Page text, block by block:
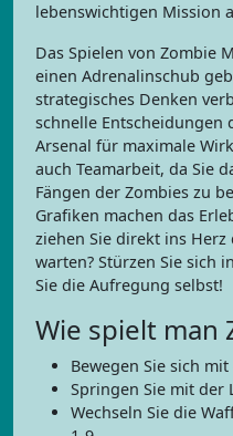
lebenswichtigen Mission
Das Spielen von Zombie
einen Adrenalinschub
strategisches Denken
schnelle Entscheidungen
Arsenal für maximale
auch Teamarbeit, da Sie
Fängen der Zombies zu
Grafiken machen das
ziehen Sie direkt ins
warten? Stürzen Sie sich
Sie die Aufregung selbst!
Wie spielt man
Bewegen Sie sich
Springen Sie mit der
Wechseln Sie die